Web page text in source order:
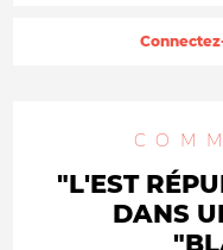
"L'EST
DANS